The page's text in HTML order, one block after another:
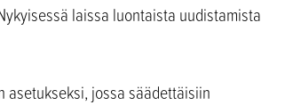
laissa luontaista uudistamista
asetukseksi, jossa säädettäisiin